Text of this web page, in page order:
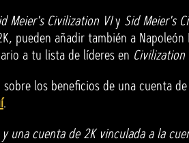
Meier's Civilization VIy Sid Meier's
pueden añadir también a Napoleón
a tu lista de líderes en Civilization
los beneficios de una cuenta
.
una cuenta de 2K vinculada a la